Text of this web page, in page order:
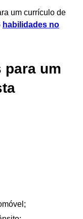
um currículo de
habilidades no
para um